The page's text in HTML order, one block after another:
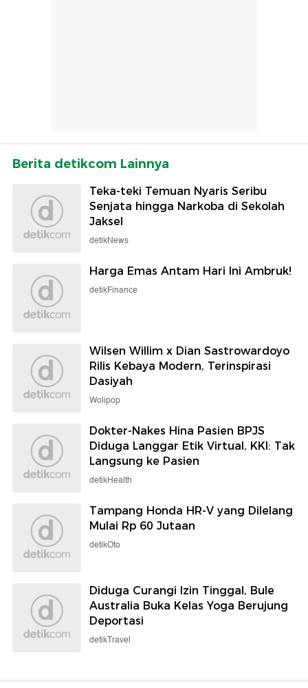
Berita detikcom Lainnya
Teka-teki Temuan Nyaris Seribu
Senjata hingga Narkoba di Sekolah
Jaksel
detikNews
Harga Emas Antam Hari Ini Ambruk!
detikFinance
Wilsen Willim x Dian Sastrowardoyo
Rilis Kebaya Modern, Terinspirasi
Dasiyah
Wolipop
Dokter-Nakes Hina Pasien BPJS
Diduga Langgar Etik Virtual, KKI: Tak
Langsung ke Pasien
detikHealth
Tampang Honda HR-V yang Dilelang
Mulai Rp 60 Jutaan
detikOto
Diduga Curangi Izin Tinggal, Bule
Australia Buka Kelas Yoga Berujung
Deportasi
detikTravel